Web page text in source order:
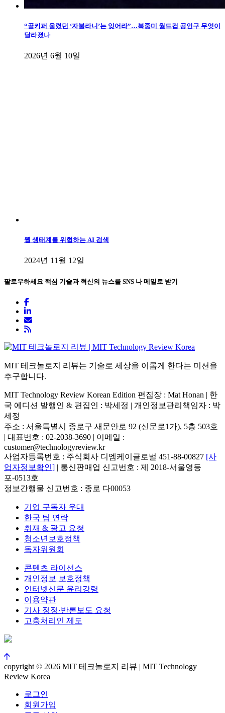
“골키퍼 울렸던 ‘자불라니’는 잊어라”…북중미 월드컵 공인구 무엇이
달라졌나
2026년 6월 10일
웹 생태계를 위협하는 AI 검색
2024년 11월 12일
팔로우하세요 핵심 기술과 혁신의 뉴스를 SNS 나 메일로 받기
MIT 테크놀로지 리뷰는 기술로 세상을 이롭게 한다는 미션을
추구합니다.
MIT Technology Review Korean Edition 편집장 : Mat Honan | 한
국 에디션 발행인 & 편집인 : 박세정 | 개인정보관리책임자 : 박
세정
주소 : 서울특별시 종로구 새문안로 92 (신문로1가), 5층 503호
| 대표번호 : 02-2038-3690 | 이메일 :
customer@technologyreview.kr
사업자등록번호 : 주식회사 디엠케이글로벌 451-88-00827 [사
업자정보확인] | 통신판매업 신고번호 : 제 2018-서울영등
포-0513호
정보간행물 신고번호 : 종로 다00053
기업 구독자 우대
한국 팀 연락
취재 & 광고 요청
청소년보호정책
독자위원회
콘텐츠 라이선스
개인정보 보호정책
인터넷신문 윤리강령
이용약관
기사 정정·반론보도 요청
고충처리인 제도
copyright © 2026 MIT 테크놀로지 리뷰 | MIT Technology
Review Korea
로그인
회원가입